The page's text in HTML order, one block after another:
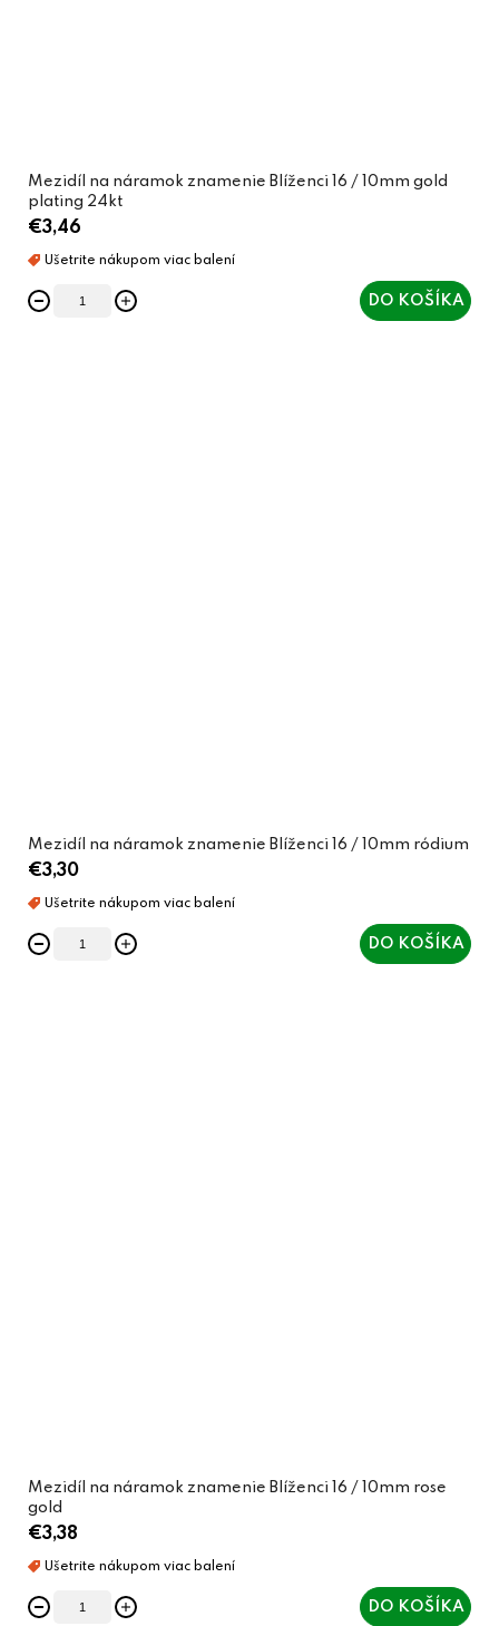
Mezidíl na náramok znamenie Blíženci 16 / 10mm gold
plating 24kt
€3,46
DO KOŠÍKA
Mezidíl na náramok znamenie Blíženci 16 / 10mm ródium
€3,30
DO KOŠÍKA
Mezidíl na náramok znamenie Blíženci 16 / 10mm rose
gold
€3,38
DO KOŠÍKA